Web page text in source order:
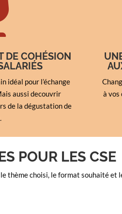
DE COHÉSION
idéal pour l’échange
aussi decouvrir
de la dégustation de
à vos
POUR LES CSE
thème choisi, le format souhaité et